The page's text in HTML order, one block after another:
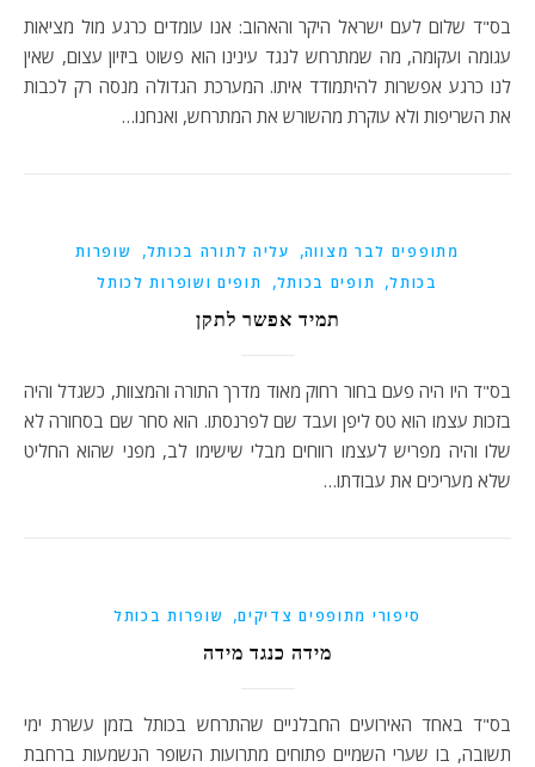
בס"ד שלום לעם ישראל היקר והאהוב: אנו עומדים כרגע מול מציאות
עגומה ועקומה, מה שמתרחש לנגד עינינו הוא פשוט ביזיון עצום, שאין
לנו כרגע אפשרות להיתמודד איתו. המערכת הגדולה מנסה רק לכבות
את השריפות ולא עוקרת מהשורש את המתרחש, ואנחנו…
מתופפים לבר מצווה, עליה לתורה בכותל,
שופרות
בכותל, תופים בכותל, תופים ושופרות לכותל
תמיד אפשר לתקן
בס"ד היו היה פעם בחור רחוק מאוד מדרך התורה והמצוות, כשגדל והיה
בזכות עצמו הוא טס ליפן ועבד שם לפרנסתו. הוא סחר שם בסחורה לא
שלו והיה מפריש לעצמו רווחים מבלי שישימו לב, מפני שהוא החליט
שלא מעריכים את עבודתו…
סיפורי מתופפים צדיקים, שופרות בכותל
מידה כנגד מידה
בס"ד באחד האירועים החבלניים שהתרחש בכותל בזמן עשרת ימי
תשובה, בו שערי השמיים פתוחים מתרועות השופר הנשמעות ברחבת